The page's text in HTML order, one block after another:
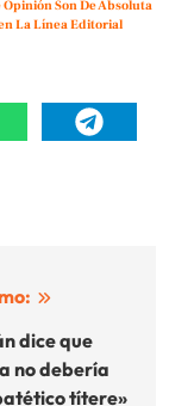
Opinión Son De Absoluta
La Línea Editorial
dice que
no debería
títere»